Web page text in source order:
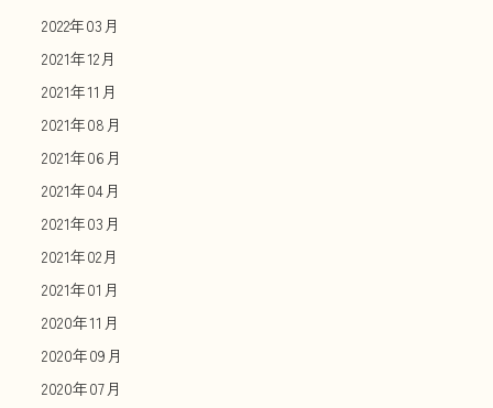
2022年03月
2021年12月
2021年11月
2021年08月
2021年06月
2021年04月
2021年03月
2021年02月
2021年01月
2020年11月
2020年09月
2020年07月